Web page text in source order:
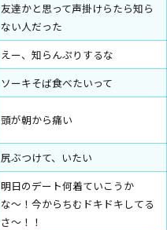
友達かと思って声掛けらたら知ら
ない人だった
えー、知らんぷりするな
ソーキそば食べたいって
頭が朝から痛い
尻ぶつけて、いたい
明日のデート何着ていこうか
な〜！今からちむドキドキしてる
さ〜！！